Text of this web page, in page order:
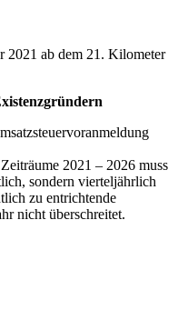
2021 ab dem 21. Kilometer
2021 – 2026 muss
sondern vierteljährlich
zu entrichtende
nicht überschreitet.